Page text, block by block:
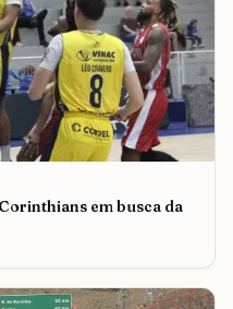
em busca da